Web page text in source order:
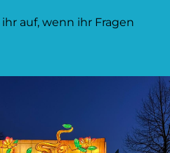
auf, wenn ihr Fragen